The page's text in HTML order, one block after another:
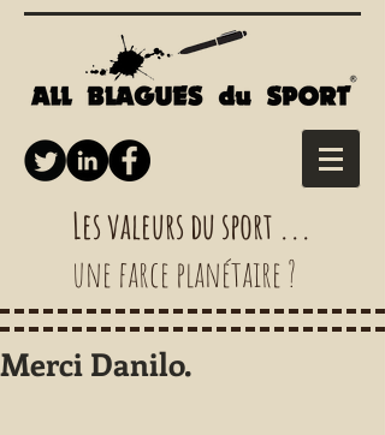
Les valeurs du sport ...
une farce planétaire ?
Merci Danilo.